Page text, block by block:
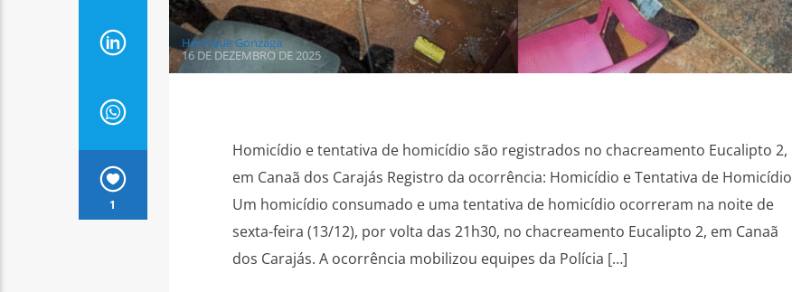
1
Henrique Gonzaga
16 DE DEZEMBRO DE 2025
Homicídio e tentativa de homicídio são registrados no chacreamento Eucalipto 2,
em Canaã dos Carajás Registro da ocorrência: Homicídio e Tentativa de Homicídio
Um homicídio consumado e uma tentativa de homicídio ocorreram na noite de
sexta-feira (13/12), por volta das 21h30, no chacreamento Eucalipto 2, em Canaã
dos Carajás. A ocorrência mobilizou equipes da Polícia […]